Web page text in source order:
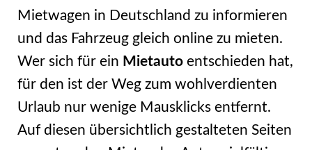
Mietwagen in Deutschland zu informieren
und das Fahrzeug gleich online zu mieten.
Wer sich für ein Mietauto entschieden hat,
für den ist der Weg zum wohlverdienten
Urlaub nur wenige Mausklicks entfernt.
Auf diesen übersichtlich gestalteten Seiten